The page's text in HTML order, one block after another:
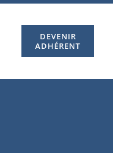
DEVENIR
ADHÉRENT